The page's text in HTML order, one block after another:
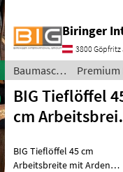
Abmessungen der
Aufnahme:
Bolzendurchmesser: 40
Stiel-/Aufnahmebreite:
mm Keilverrie
3800 Göpfritz
Baumaschinen
/ BIG
Premium
BIG Tieflöffel
cm
Aufnahm
BIG Tieflöffel 45 cm
Arbeitsbreite mit Arden